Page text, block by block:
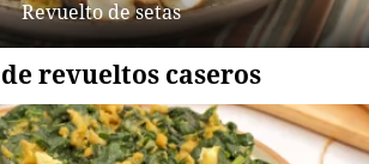
Revuelto de setas
revueltos caseros